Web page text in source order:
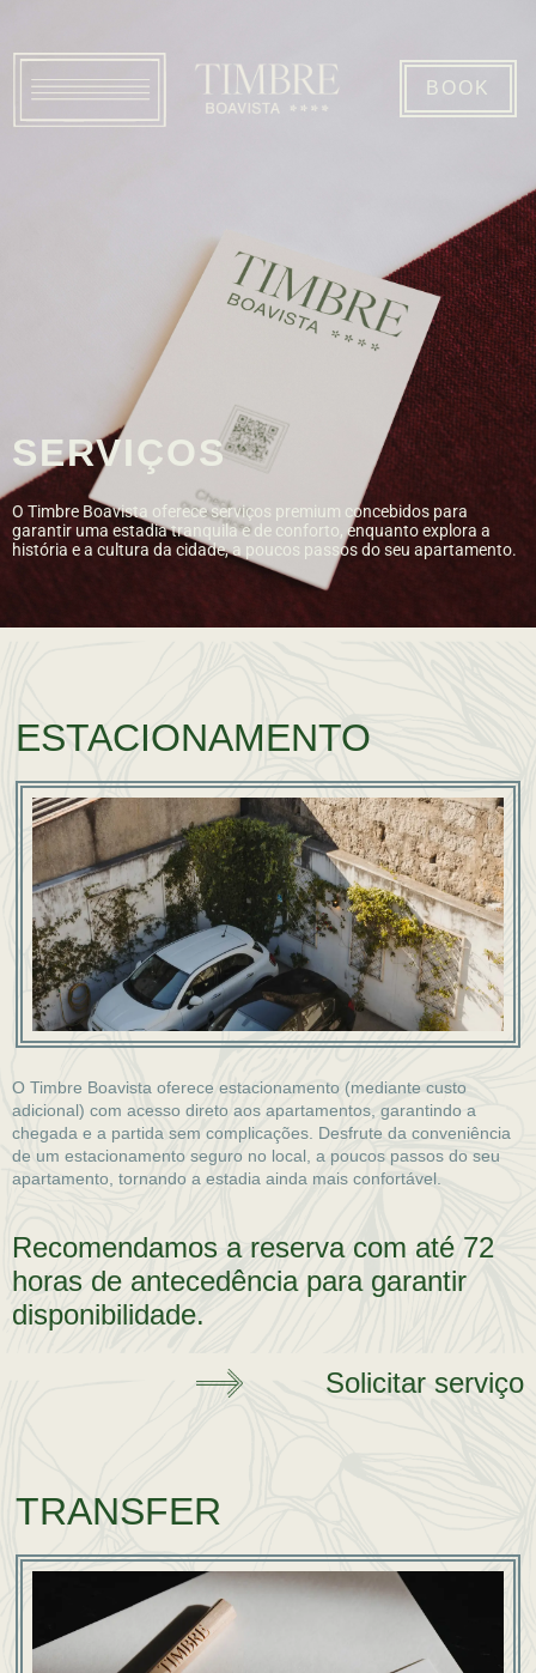
BOOK
SERVIÇOS
O Timbre Boavista oferece serviços premium concebidos para
garantir uma estadia tranquila e de conforto, enquanto explora a
história e a cultura da cidade, a poucos passos do seu apartamento.
ESTACIONAMENTO
O Timbre Boavista oferece estacionamento (mediante custo
adicional) com acesso direto aos apartamentos, garantindo a
chegada e a partida sem complicações. Desfrute da conveniência
de um estacionamento seguro no local, a poucos passos do seu
apartamento, tornando a estadia ainda mais confortável.
Recomendamos a reserva com até 72
horas de antecedência para garantir
disponibilidade.
Solicitar serviço
TRANSFER